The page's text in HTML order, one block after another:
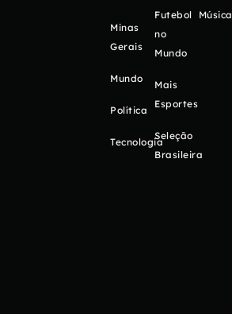
Minas
Gerais
Mundo
Política
Tecnologia
Futebol
no
Mundo
Mais
Esportes
Seleção
Brasileira
Música